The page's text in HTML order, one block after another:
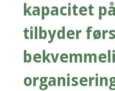
kapacitet
tilbyder